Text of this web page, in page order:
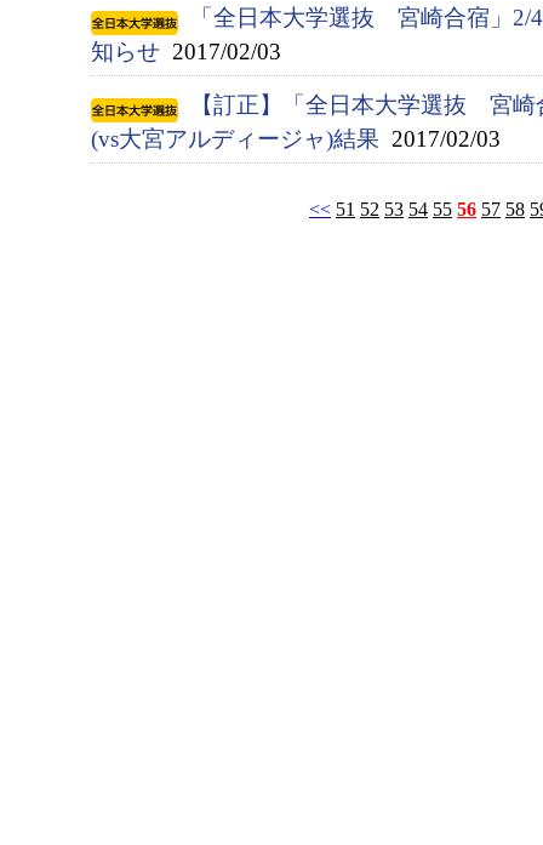
「全日本大学選抜 宮崎合宿」
知らせ 2017/02/03
【訂正】「全日本大学選抜 宮
(vs大宮アルディージャ)結果 2017/02/03
<< 51 52 53 54 55 56 57 58